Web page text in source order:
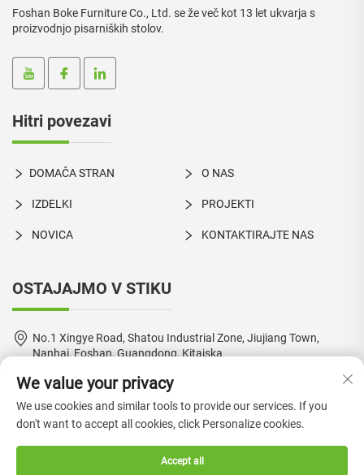
Foshan Boke Furniture Co., Ltd. se že več kot 13 let ukvarja s
proizvodnjo pisarniških stolov.
Hitri povezavi
DOMAČA STRAN O NAS
IZDELKI PROJEKTI
NOVICA KONTAKTIRAJTE NAS
OSTAJAJMO V STIKU
No.1 Xingye Road, Shatou Industrial Zone, Jiujiang Town,
Nanhai, Foshan, Guangdong, Kitajska
+86-18924550960
[email protected]
We value your privacy
We use cookies and similar tools to provide our services. If you
don't want to accept all cookies, click Personalize cookies.
Accept all